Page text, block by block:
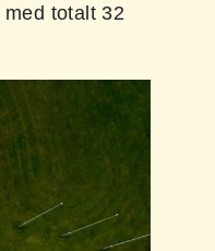
totalt 32